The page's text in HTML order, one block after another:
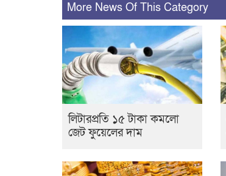
More News Of This Category
লিটারপ্রতি ১৫ টাকা কমলো
জেট ফুয়েলের দাম